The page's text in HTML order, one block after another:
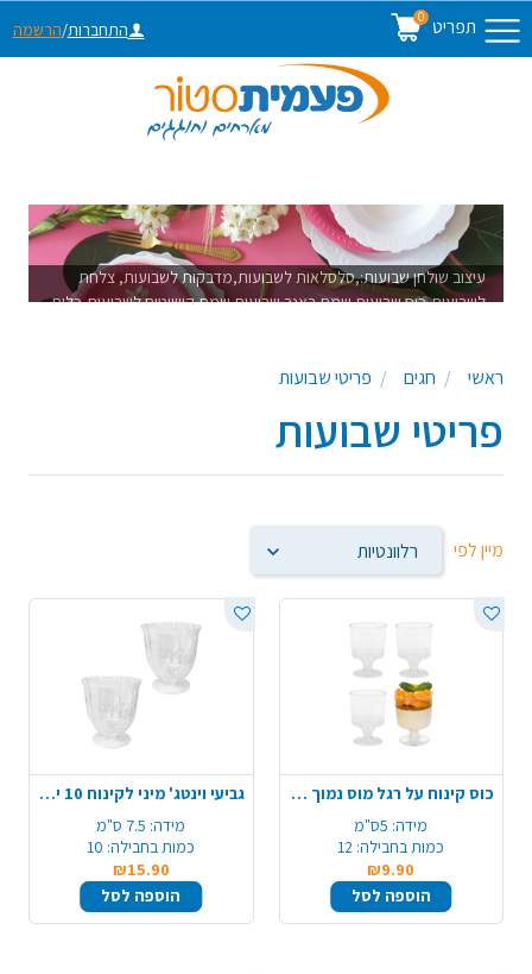
תפריט 0
התחברות/הרשמה
עיצוב שולחן שבועות:,סלסלאות לשבועות,מדבקות לשבועות, צלחת
לשבועות,כוס שבועות שמח,ראנר שבועות שמח,קישוטים לשבועות,כלים
ראשי חגים פריטי שבועות
פריטי שבועות
מיין לפי
כוס קינוח על רגל מוס נמוך 12 יח' - שקוף
מידה: 5ס"מ
כמות בחבילה: 12
₪9.90
הוספה לסל
גביעי וינטג' מיני לקינוח 10 יח' - שקוף
מידה: 7.5 ס"מ
כמות בחבילה: 10
₪15.90
הוספה לסל